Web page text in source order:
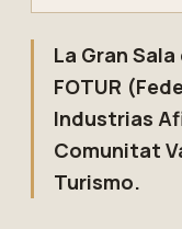
La Gran
FOTUR
Industrias
Comunitat
Turismo.